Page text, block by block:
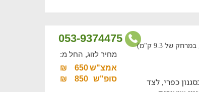
053-9374475
של 9.3 ק"מ)
כפרי, לצד
מחיר לזוג, החל מ:
אמצ"ש650
₪
סופ"ש
850
₪